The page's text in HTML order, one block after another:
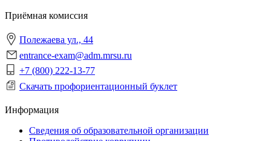
Приёмная комиссия
Полежаева ул., 44
entrance-exam@adm.mrsu.ru
+7 (800) 222-13-77
Скачать профориентационный буклет
Информация
Сведения об образовательной организации